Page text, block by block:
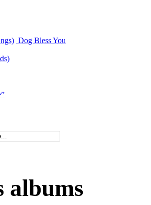
Dog Bless You
albums